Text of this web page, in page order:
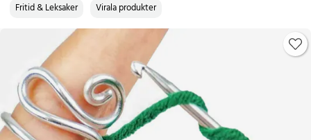
Fritid & Leksaker Virala produkter